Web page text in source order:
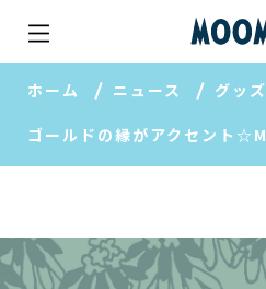
ホーム ニュース グッズ